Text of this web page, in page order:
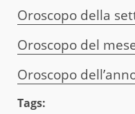
Oroscopo della
Oroscopo del
Oroscopo
Tags: